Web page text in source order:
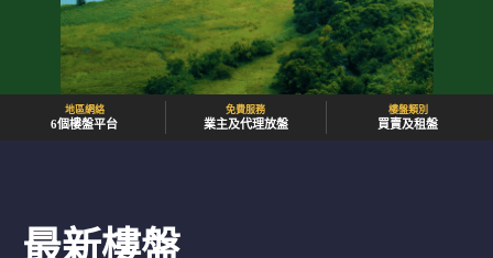
地區網絡
6個樓盤平台
免費服務
業主及代理放盤
樓盤類別
買賣及租盤
最新樓盤